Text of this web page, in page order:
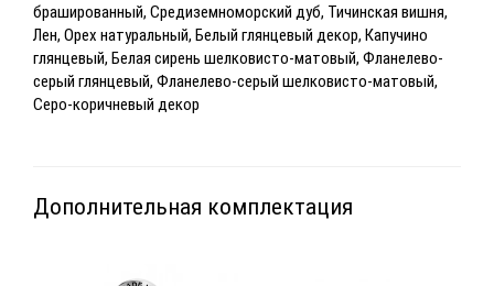
брашированный, Средиземноморский дуб, Тичинская вишня,
Лен, Орех натуральный, Белый глянцевый декор, Капучино
глянцевый, Белая сирень шелковисто-матовый, Фланелево-
серый глянцевый, Фланелево-серый шелковисто-матовый,
Серо-коричневый декор
Дополнительная комплектация